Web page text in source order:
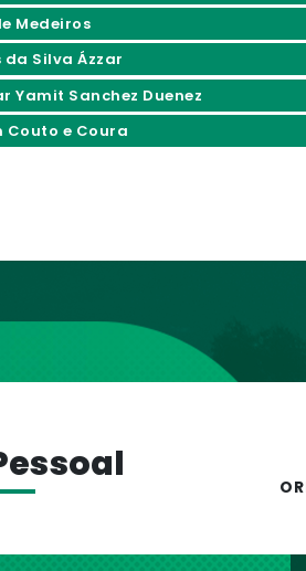
Medeiros
da Silva Ázzar
Yamit Sanchez Duenez
Couto e Coura